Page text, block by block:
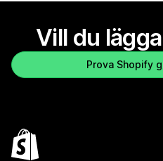
Vill du
Prova Shopify